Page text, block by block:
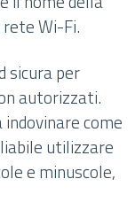
Wi-Fi.
sicura per
autorizzati.
come
utilizzare
e minuscole,